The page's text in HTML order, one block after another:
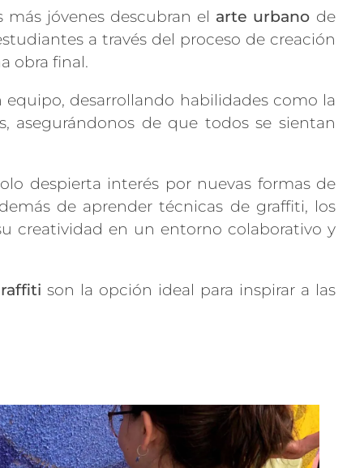
jóvenes descubran el arte urbano de
a través del proceso de creación
obra final.
desarrollando habilidades como la
asegurándonos de que todos se sientan
despierta interés por nuevas formas de
de aprender técnicas de graffiti, los
creatividad en un entorno colaborativo y
son la opción ideal para inspirar a las